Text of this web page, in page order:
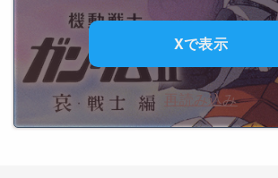
Xで表示
再読み込み